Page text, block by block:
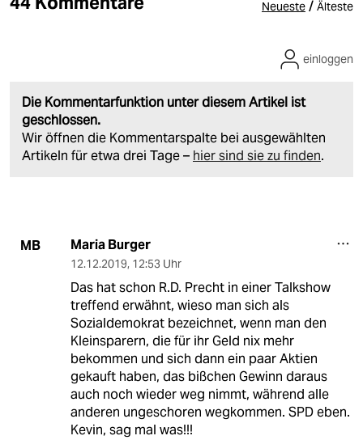
Neueste / Älteste
Die Kommentarfunktion unter diesem Artikel ist
geschlossen.
Wir öffnen die Kommentarspalte bei ausgewählten
Artikeln für etwa drei Tage – hier sind sie zu finden.
einloggen
MB Maria Burger
12.12.2019, 12:53 Uhr
Das hat schon R.D. Precht in einer Talkshow
treffend erwähnt, wieso man sich als
Sozialdemokrat bezeichnet, wenn man den
Kleinsparern, die für ihr Geld nix mehr
bekommen und sich dann ein paar Aktien
gekauft haben, das bißchen Gewinn daraus
auch noch wieder weg nimmt, während alle
anderen ungeschoren wegkommen. SPD eben.
Kevin, sag mal was!!!